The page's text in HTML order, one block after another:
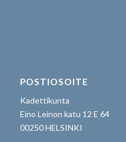
POSTIOSOITE
Kadettikunta
Eino Leinon katu 12 E 64
00250 HELSINKI